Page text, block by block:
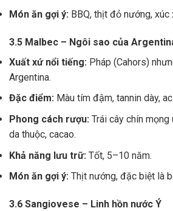
Món ăn gợi ý: BBQ, thịt đỏ nướng, xúc
3.5 Malbec – Ngôi sao của
Xuất xứ nổi tiếng: Pháp (Cahors)
Argentina.
Đặc điểm: Màu tím đậm, tannin dày,
Phong cách rượu: Trái cây chín
da thuộc, cacao.
Khả năng lưu trữ: Tốt, 5–10 năm.
Món ăn gợi ý: Thịt nướng, đặc biệt là
3.6 Sangiovese – Linh hồn nước Ý